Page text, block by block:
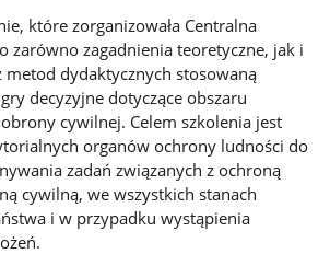
które zorganizowała Centralna
zarówno zagadnienia teoretyczne, jak i
metod dydaktycznych stosowaną
decyzyjne dotyczące obszaru
cywilnej. Celem szkolenia jest
organów ochrony ludności do
zadań związanych z ochroną
cywilną, we wszystkich stanach
i w przypadku wystąpienia